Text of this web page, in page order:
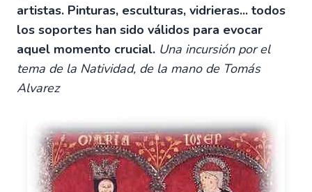
artistas. Pinturas, esculturas, vidrieras... todos
los soportes han sido válidos para evocar
aquel momento crucial. Una incursión por el
tema de la Natividad, de la mano de Tomás
Alvarez